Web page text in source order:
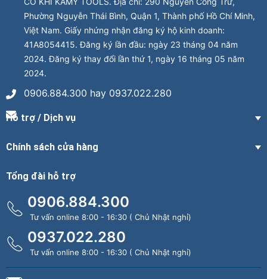
Phường Nguyễn Thái Bình, Quận 1, Thành phố Hồ Chí Minh,
Việt Nam. Giấy nhứng nhận đăng ký hộ kinh doanh:
41A8054415. Đăng ký lần đầu: ngày 23 tháng 04 năm
2024. Đăng ký thay đổi lần thứ 1, ngày 16 tháng 05 năm
2024.
0906.884.300 hay 0937.022.280
Hỗ trợ / Dịch vụ
Chính sách cửa hàng
Tổng đài hỗ trợ
0906.884.300
Tư vấn online 8:00 - 16:30 ( Chủ Nhật nghỉ)
0937.022.280
Tư vấn online 8:00 - 16:30 ( Chủ Nhật nghỉ)